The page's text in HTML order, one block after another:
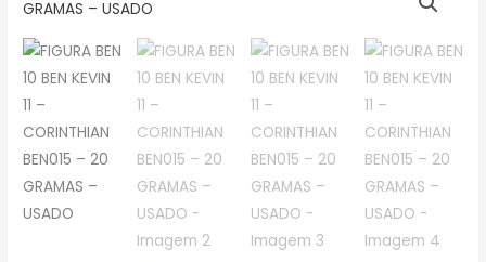
BEN
10
BEN
KEVIN
11
–
CORINTHIAN
BEN015
–